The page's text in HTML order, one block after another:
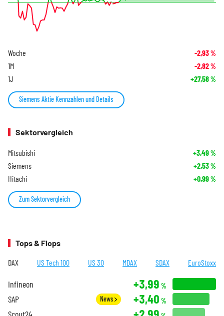
Woche -2,93%
1M -2,82%
1J +27,58%
Siemens Aktie Kennzahlen und Details
Sektorvergleich
Mitsubishi +3,49%
Siemens +2,53%
Hitachi +0,99%
Zum Sektorvergleich
Tops & Flops
DAX US Tech 100 US 30 MDAX SDAX EuroStoxx
Infineon +3,99 %
SAP News +3,40 %